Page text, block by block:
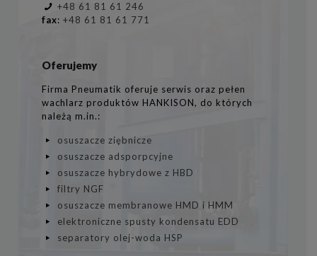
+48 61 81 61 246
fax: +48 61 81 61 771
Oferujemy
Firma Pneumatik oferuje serwis oraz pełen
wachlarz produktów HANKISON, do których
należą m.in.:
osuszacze ziębnicze
osuszacze adsporpcyjne
osuszacze hybrydowe z HBD
filtry NGF
osuszacze membranowe HMD i HMM
elektroniczne spusty kondensatu EDD
separatory olej-woda HSP